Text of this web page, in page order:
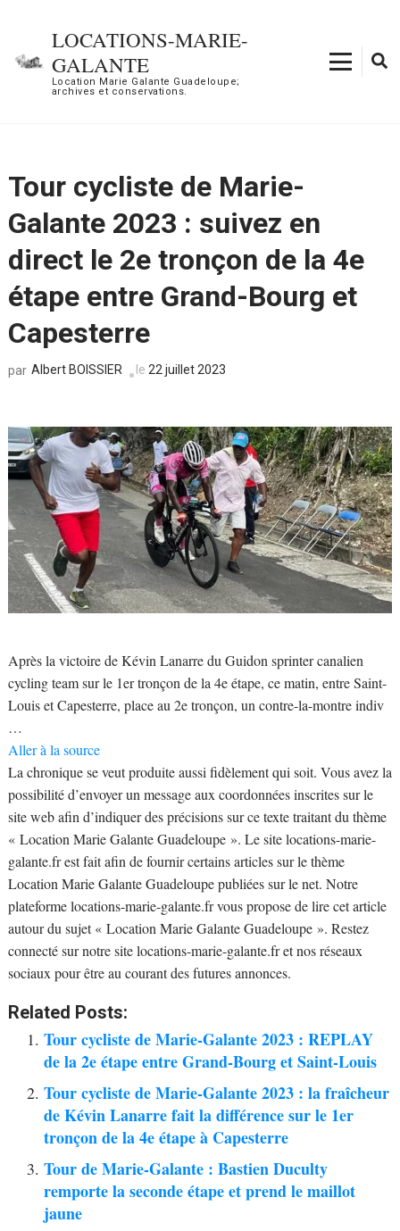
contenu
LOCATIONS-MARIE-
GALANTE
Location Marie Galante Guadeloupe;
archives et conservations.
Tour cycliste de Marie-
Galante 2023 : suivez en
direct le 2e tronçon de la 4e
étape entre Grand-Bourg et
Capesterre
par Albert BOISSIER le 22 juillet 2023
Après la victoire de Kévin Lanarre du Guidon sprinter canalien
cycling team sur le 1er tronçon de la 4e étape, ce matin, entre Saint-
Louis et Capesterre, place au 2e tronçon, un contre-la-montre indiv
…
Aller à la source
La chronique se veut produite aussi fidèlement qui soit. Vous avez la
possibilité d’envoyer un message aux coordonnées inscrites sur le
site web afin d’indiquer des précisions sur ce texte traitant du thème
« Location Marie Galante Guadeloupe ». Le site locations-marie-
galante.fr est fait afin de fournir certains articles sur le thème
Location Marie Galante Guadeloupe publiées sur le net. Notre
plateforme locations-marie-galante.fr vous propose de lire cet article
autour du sujet « Location Marie Galante Guadeloupe ». Restez
connecté sur notre site locations-marie-galante.fr et nos réseaux
sociaux pour être au courant des futures annonces.
Related Posts:
Tour cycliste de Marie-Galante 2023 : REPLAY
de la 2e étape entre Grand-Bourg et Saint-Louis
Tour cycliste de Marie-Galante 2023 : la fraîcheur
de Kévin Lanarre fait la différence sur le 1er
tronçon de la 4e étape à Capesterre
Tour de Marie-Galante : Bastien Duculty
remporte la seconde étape et prend le maillot
jaune